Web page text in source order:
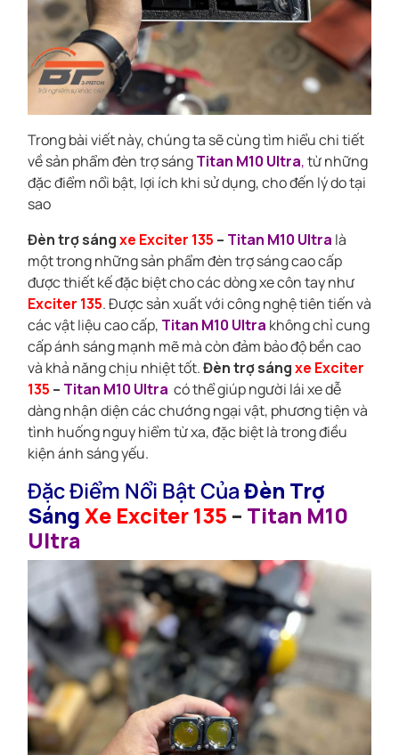
Trong bài viết này, chúng ta sẽ cùng tìm hiểu chi tiết
về sản phẩm đèn trợ sángTitan M10 Ultra,từ những
đặc điểm nổi bật, lợi ích khi sử dụng, cho đến lý do tại
sao
Đèn trợ sángxe Exciter 135 – Titan M10 Ultra là
một trong những sản phẩm đèn trợ sáng cao cấp
được thiết kế đặc biệt cho các dòng xe côn tay như
Exciter 135. Được sản xuất với công nghệ tiên tiến và
các vật liệu cao cấp, Titan M10 Ultra không chỉ cung
cấp ánh sáng mạnh mẽ mà còn đảm bảo độ bền cao
và khả năng chịu nhiệt tốt.Đèn trợ sángxe Exciter
135 – Titan M10 Ultra có thể giúp người lái xe dễ
dàng nhận diện các chướng ngại vật, phương tiện và
tình huống nguy hiểm từ xa, đặc biệt là trong điều
kiện ánh sáng yếu.
Đặc Điểm Nổi Bật CủaĐèn Trợ
SángXe Exciter 135 – Titan M10
Ultra